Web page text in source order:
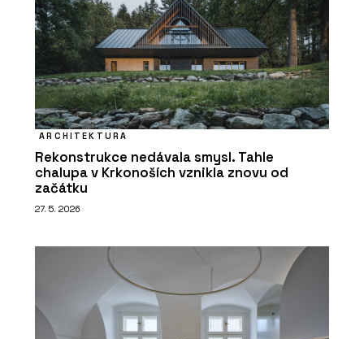
ARCHITEKTURA
Rekonstrukce nedávala smysl. Tahle
chalupa v Krkonoších vznikla znovu od
začátku
27. 5. 2026